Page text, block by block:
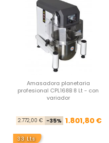
base
Amasadora planetaria
profesional CPL168B 8 Lt - con
variador
2.772,00 € -35% 1.801,80 €
33 Lts